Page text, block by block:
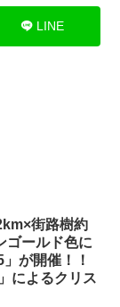
LINE
街路樹約
ゴールド色に
が開催！！
によるクリス